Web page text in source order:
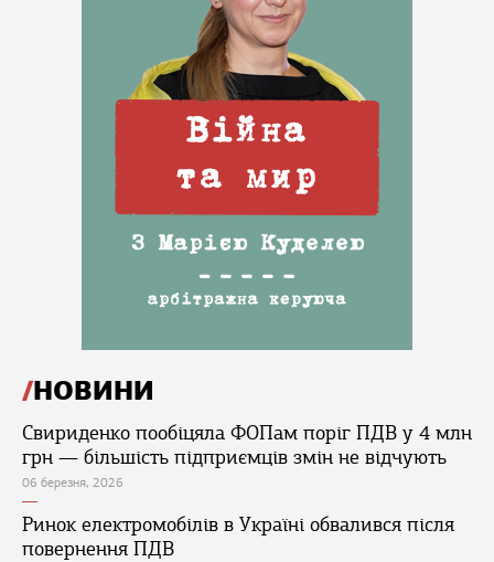
НОВИНИ
Свириденко пообіцяла ФОПам поріг ПДВ у 4 млн
грн — більшість підприємців змін не відчують
06 березня, 2026
Ринок електромобілів в Україні обвалився після
повернення ПДВ